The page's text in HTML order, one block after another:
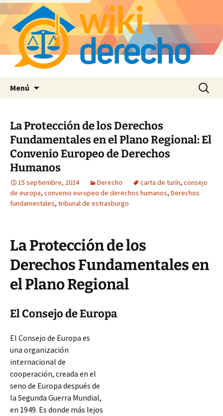
Menú Buscar:
La Protección de los Derechos
Fundamentales en el Plano Regional: El
Convenio Europeo de Derechos
Humanos
15 septiembre, 2024 Derecho carta de turín, consejo
de europa, convenio europeo de derechos humanos, Derechos
fundamentales, tribunal de estrasburgo
La Protección de los
Derechos Fundamentales en
el Plano Regional
El Consejo de Europa
El Consejo de Europa es
una organización
internacional de
cooperación, creada en el
seno de Europa después de
la Segunda Guerra Mundial,
en 1949. Es donde más lejos